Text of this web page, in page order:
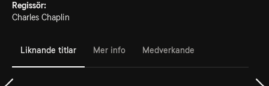
Regissör:
Charles Chaplin
Liknande titlar Mer info Medverkande